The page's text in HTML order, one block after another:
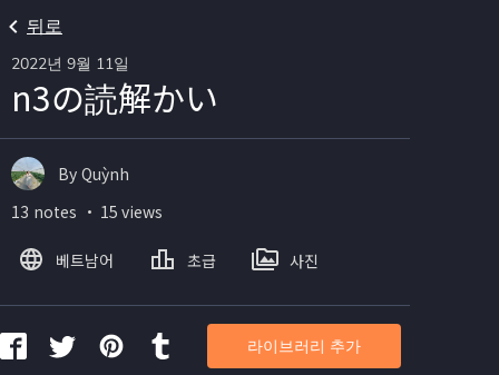
뒤로
2022년 9월 11일
n3の読解かい
By Quỳnh
13 notes ・ 15 views
베트남어 초급 사진
라이브러리 추가